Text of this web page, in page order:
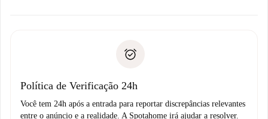
Débito direto bancário
não comunicar nenhum problema.
Política de Verificação 24h
Você tem 24h após a entrada para reportar discrepâncias relevantes
entre o anúncio e a realidade. A Spotahome irá ajudar a resolver.